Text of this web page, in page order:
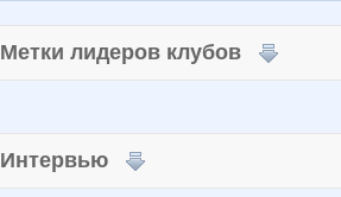
Метки лидеров клубов
Интервью